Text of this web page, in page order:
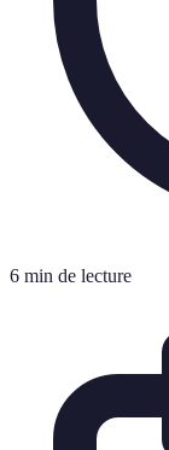
6 min de lecture